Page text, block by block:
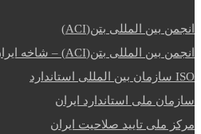
انجمن بین المللی بتن(ACI)
انجمن بین المللی بتن(ACI) – شاخه ایران
ISO سازمان بین المللی استاندارد
سازمان ملی استاندارد ایران
مرکز ملی تایید صلاحیت ایران